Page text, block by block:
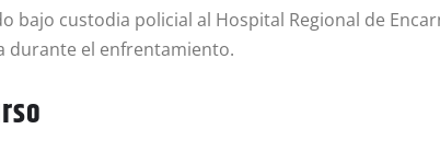
bajo custodia policial al Hospital Regional de
durante el enfrentamiento.